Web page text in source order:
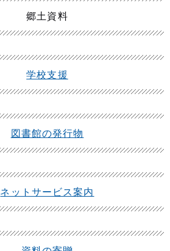
郷土資料
学校支援
図書館の発行物
ネットサービス案内